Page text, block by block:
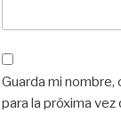
Guarda mi
para la próxima